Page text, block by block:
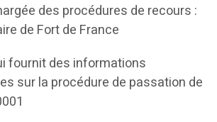
des procédures de recours :
de Fort de France
fournit des informations
sur la procédure de passation de